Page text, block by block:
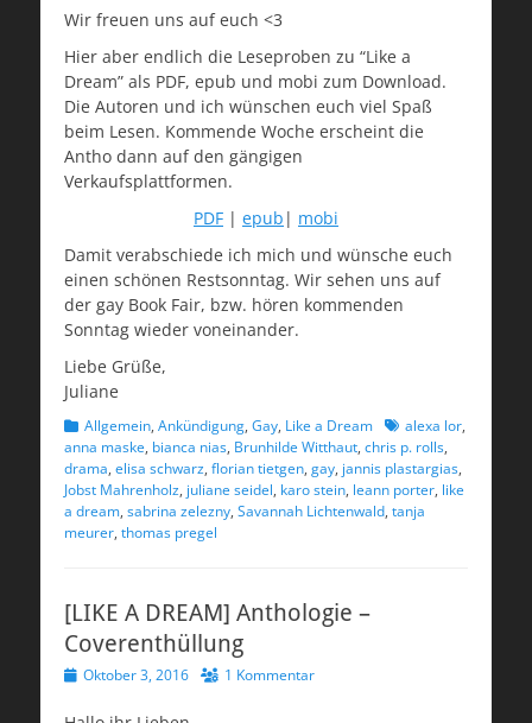
Wir freuen uns auf euch <3
Hier aber endlich die Leseproben zu “Like a
Dream” als PDF, epub und mobi zum Download.
Die Autoren und ich wünschen euch viel Spaß
beim Lesen. Kommende Woche erscheint die
Antho dann auf den gängigen
Verkaufsplattformen.
PDF | epub | mobi
Damit verabschiede ich mich und wünsche euch
einen schönen Restsonntag. Wir sehen uns auf
der gay Book Fair, bzw. hören kommenden
Sonntag wieder voneinander.
Liebe Grüße,
Juliane
Kategorien
Allgemein, Ankündigung, Gay, Like a Dream Schlagworte
alexa lor,
anna maske, bianca nias, Brunhilde Witthaut, chris p. rolls,
drama, elisa schwarz, florian tietgen, gay, jannis plastargias,
Jobst Mahrenholz, juliane seidel, karo stein, leann porter, like
a dream, sabrina zelezny, Savannah Lichtenwald, tanja
meurer, thomas pregel
[LIKE A DREAM] Anthologie –
Coverenthüllung
Veröffentlicht
Oktober 3, 2016 1 Kommentar